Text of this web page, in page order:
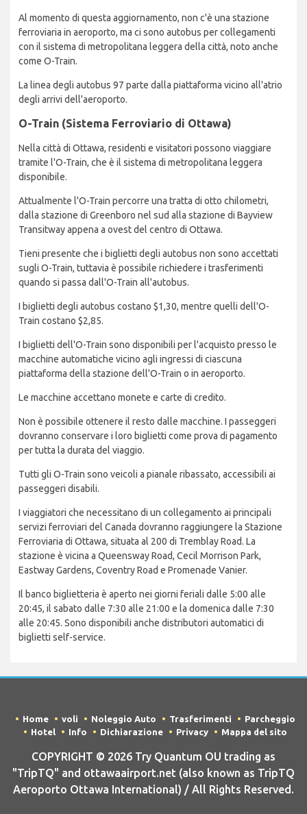
Al momento di questa aggiornamento, non c'è una stazione
ferroviaria in aeroporto, ma ci sono autobus per collegamenti
con il sistema di metropolitana leggera della città, noto anche
come O-Train.
La linea degli autobus 97 parte dalla piattaforma vicino all'atrio
degli arrivi dell'aeroporto.
O-Train (Sistema Ferroviario di Ottawa)
Nella città di Ottawa, residenti e visitatori possono viaggiare
tramite l'O-Train, che è il sistema di metropolitana leggera
disponibile.
Attualmente l'O-Train percorre una tratta di otto chilometri,
dalla stazione di Greenboro nel sud alla stazione di Bayview
Transitway appena a ovest del centro di Ottawa.
Tieni presente che i biglietti degli autobus non sono accettati
sugli O-Train, tuttavia è possibile richiedere i trasferimenti
quando si passa dall'O-Train all'autobus.
I biglietti degli autobus costano $1,30, mentre quelli dell'O-
Train costano $2,85.
I biglietti dell'O-Train sono disponibili per l'acquisto presso le
macchine automatiche vicino agli ingressi di ciascuna
piattaforma della stazione dell'O-Train o in aeroporto.
Le macchine accettano monete e carte di credito.
Non è possibile ottenere il resto dalle macchine. I passeggeri
dovranno conservare i loro biglietti come prova di pagamento
per tutta la durata del viaggio.
Tutti gli O-Train sono veicoli a pianale ribassato, accessibili ai
passeggeri disabili.
I viaggiatori che necessitano di un collegamento ai principali
servizi ferroviari del Canada dovranno raggiungere la Stazione
Ferroviaria di Ottawa, situata al 200 di Tremblay Road. La
stazione è vicina a Queensway Road, Cecil Morrison Park,
Eastway Gardens, Coventry Road e Promenade Vanier.
Il banco biglietteria è aperto nei giorni feriali dalle 5:00 alle
20:45, il sabato dalle 7:30 alle 21:00 e la domenica dalle 7:30
alle 20:45. Sono disponibili anche distributori automatici di
biglietti self-service.
Home voli Noleggio Auto Trasferimenti
Parcheggio
Hotel
Info Dichiarazione Privacy Mappa del sito
COPYRIGHT © 2026 Try Quantum OU trading as
"TripTQ" and ottawaairport.net (also known as TripTQ
Aeroporto Ottawa International) / All Rights Reserved.